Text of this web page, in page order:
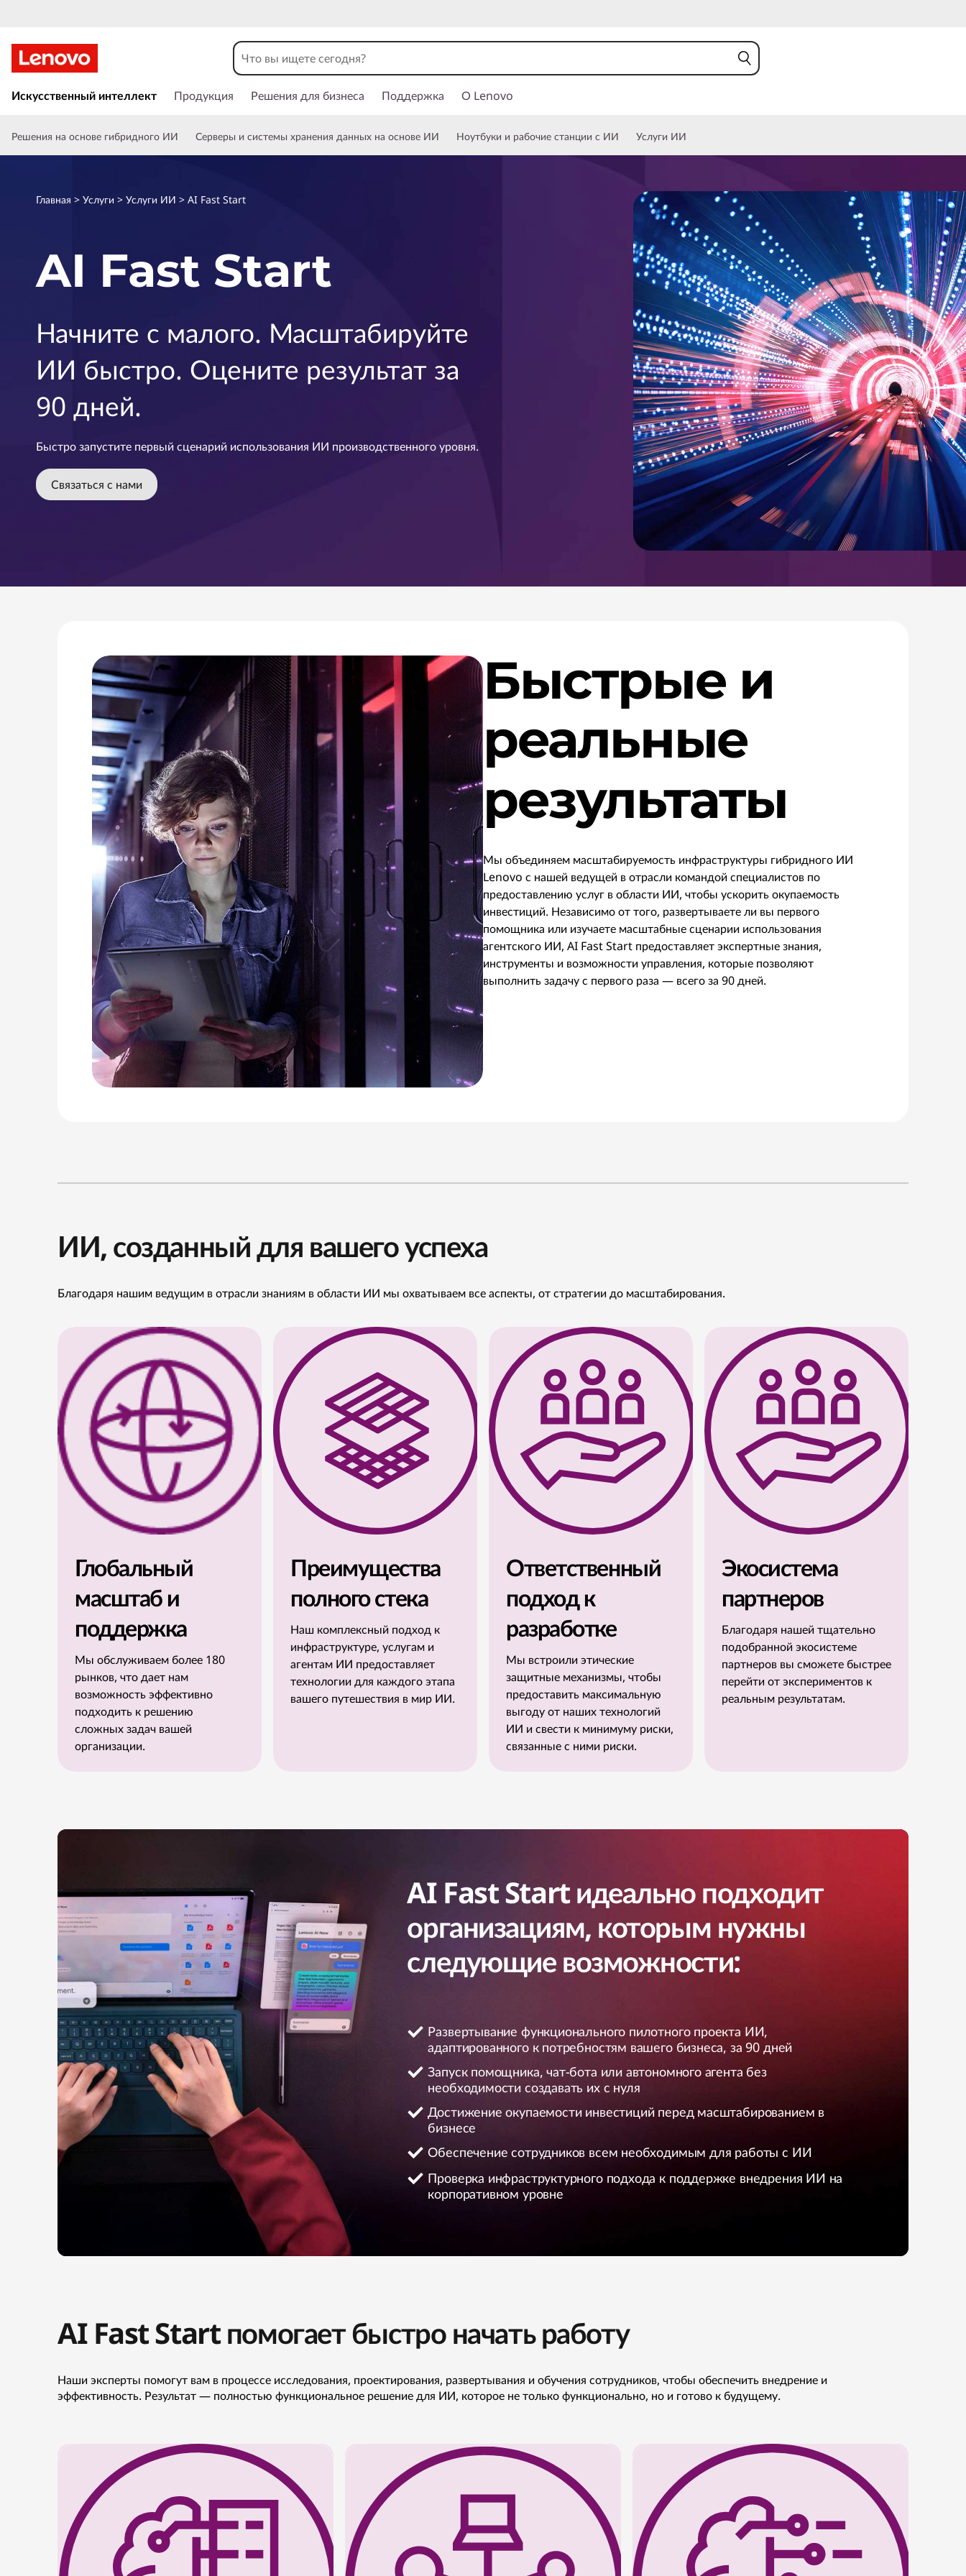
e
n
o
v
е
й
т
Искусственный интеллект Продукция Решения для бизнеса Поддержка О Lenovo
Решения на основе гибридного ИИ Серверы и системы хранения данных на основе ИИ Ноутбуки и рабочие станции с ИИ Услуги ИИ
Главная > Услуги > Услуги ИИ > AI Fast Start
AI Fast Start
Начните с малого. Масштабируйте
ИИ быстро. Оцените результат за
90 дней.
Быстро запустите первый сценарий использования ИИ производственного уровня.
Связаться с нами
Быстрые и
реальные
результаты
Мы объединяем масштабируемость инфраструктуры гибридного ИИ
Lenovo с нашей ведущей в отрасли командой специалистов по
предоставлению услуг в области ИИ, чтобы ускорить окупаемость
инвестиций. Независимо от того, развертываете ли вы первого
помощника или изучаете масштабные сценарии использования
агентского ИИ, AI Fast Start предоставляет экспертные знания,
инструменты и возможности управления, которые позволяют
выполнить задачу с первого раза — всего за 90 дней.
ИИ, созданный для вашего успеха
Благодаря нашим ведущим в отрасли знаниям в области ИИ мы охватываем все аспекты, от стратегии до масштабирования.
Глобальный
масштаб и
поддержка
Мы обслуживаем более 180
рынков, что дает нам
возможность эффективно
подходить к решению
сложных задач вашей
организации.
Преимущества
полного стека
Наш комплексный подход к
инфраструктуре, услугам и
агентам ИИ предоставляет
технологии для каждого этапа
вашего путешествия в мир ИИ.
Ответственный
подход к
разработке
Мы встроили этические
защитные механизмы, чтобы
предоставить максимальную
выгоду от наших технологий
ИИ и свести к минимуму риски,
связанные с ними риски.
Экосистема
партнеров
Благодаря нашей тщательно
подобранной экосистеме
партнеров вы сможете быстрее
перейти от экспериментов к
реальным результатам.
AI Fast Start идеально подходит
организациям, которым нужны
следующие возможности:
Развертывание функционального пилотного проекта ИИ,
адаптированного к потребностям вашего бизнеса, за 90 дней
Запуск помощника, чат-бота или автономного агента без
необходимости создавать их с нуля
Достижение окупаемости инвестиций перед масштабированием в
бизнесе
Обеспечение сотрудников всем необходимым для работы с ИИ
Проверка инфраструктурного подхода к поддержке внедрения ИИ на
корпоративном уровне
AI Fast Start помогает быстро начать работу
Наши эксперты помогут вам в процессе исследования, проектирования, развертывания и обучения сотрудников, чтобы обеспечить внедрение и
эффективность. Результат — полностью функциональное решение для ИИ, которое не только функционально, но и готово к будущему.